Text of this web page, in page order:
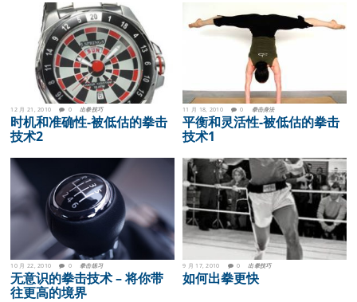
12 月 21, 2010 出拳技巧
0
时机和准确性-被低估的拳击
技术2
11 月 18, 2010 拳击身法
0
平衡和灵活性-被低估的拳击
技术1
10 月 22, 2010 拳击练习
0
无意识的拳击技术 – 将你带
往更高的境界
9 月 17, 2010 出拳技巧
0
如何出拳更快